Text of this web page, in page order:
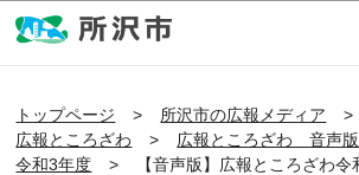
トップページ
所沢市の広報メディア
広報ところざわ
広報ところざわ 音声版
令和3年度
【音声版】広報ところざわ